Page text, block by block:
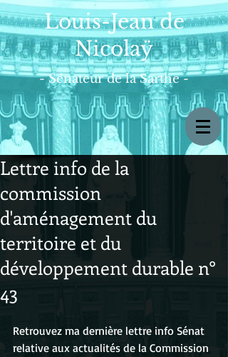
Louis-Jean de
Nicolaÿ
- Sénateur de la Sarthe -
Lettre info de la
commission
d'aménagement du
territoire et du
développement durable n°
43
Retrouvez ma dernière lettre info Sénat
relative aux actualités de la Commission